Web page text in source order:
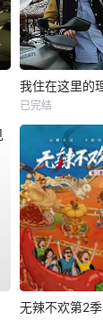
已完结
无辣不欢第2季